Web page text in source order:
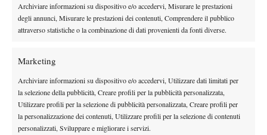
Archiviare informazioni su dispositivo e/o accedervi, Misurare le prestazioni
degli annunci, Misurare le prestazioni dei contenuti, Comprendere il pubblico
attraverso statistiche o la combinazione di dati provenienti da fonti diverse.
Marketing
Archiviare informazioni su dispositivo e/o accedervi, Utilizzare dati limitati per
la selezione della pubblicità, Creare profili per la pubblicità personalizzata,
Utilizzare profili per la selezione di pubblicità personalizzata, Creare profili per
la personalizzazione dei contenuti, Utilizzare profili per la selezione di contenuti
personalizzati, Sviluppare e migliorare i servizi.
Cecchetti (M) b. Mattia Paolo Pagano (A) 2-6 6-3 6-1, Tommaso
Cecchetti (M) b. Gabriel Joseph Sardo (A) 6-4 1-6 6-4, Matteo
Iannuzzi/Liberati (A) 6-1 6-1.
Serie C maschile – Turno unico fase nazionale play-off (ritorno)
Circolo Tennis L’Aquila – Tennis Club Milano A. Bonacossa 0-2
Andrea Tognolini (M) b. Mattia Paolo Pagano (A) 6-3 6-0, Mattia
Rubicondo (M) b. Gianluca Centi Pizzutilli (A) 6-3 6-2.